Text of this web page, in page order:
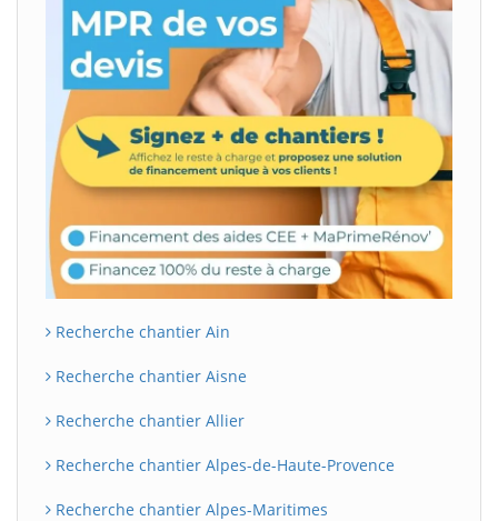
Recherche chantier Ain
Recherche chantier Aisne
Recherche chantier Allier
Recherche chantier Alpes-de-Haute-Provence
Recherche chantier Alpes-Maritimes